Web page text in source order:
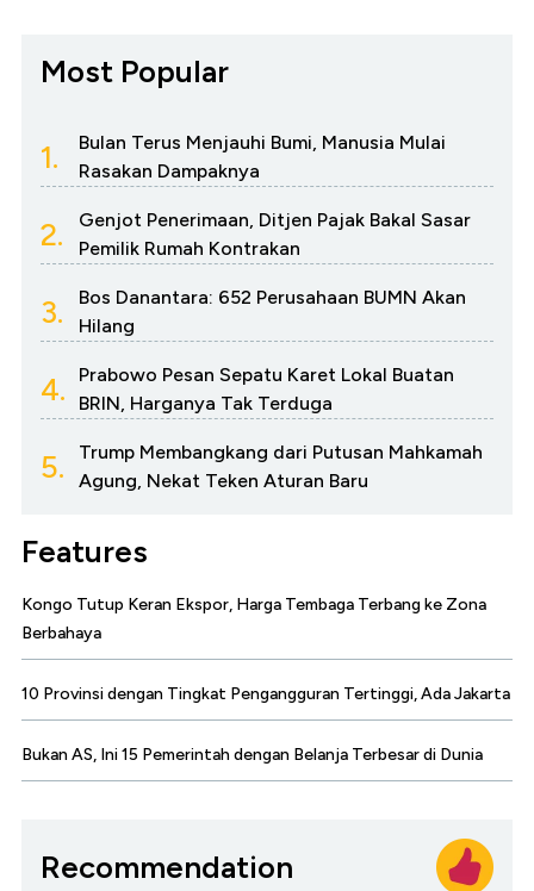
Most Popular
1.
Bulan Terus Menjauhi Bumi, Manusia Mulai
Rasakan Dampaknya
2.
Genjot Penerimaan, Ditjen Pajak Bakal Sasar
Pemilik Rumah Kontrakan
3.
Bos Danantara: 652 Perusahaan BUMN Akan
Hilang
4.
Prabowo Pesan Sepatu Karet Lokal Buatan
BRIN, Harganya Tak Terduga
5.
Trump Membangkang dari Putusan Mahkamah
Agung, Nekat Teken Aturan Baru
Features
Kongo Tutup Keran Ekspor, Harga Tembaga Terbang ke Zona
Berbahaya
10 Provinsi dengan Tingkat Pengangguran Tertinggi, Ada Jakarta
Bukan AS, Ini 15 Pemerintah dengan Belanja Terbesar di Dunia
Recommendation